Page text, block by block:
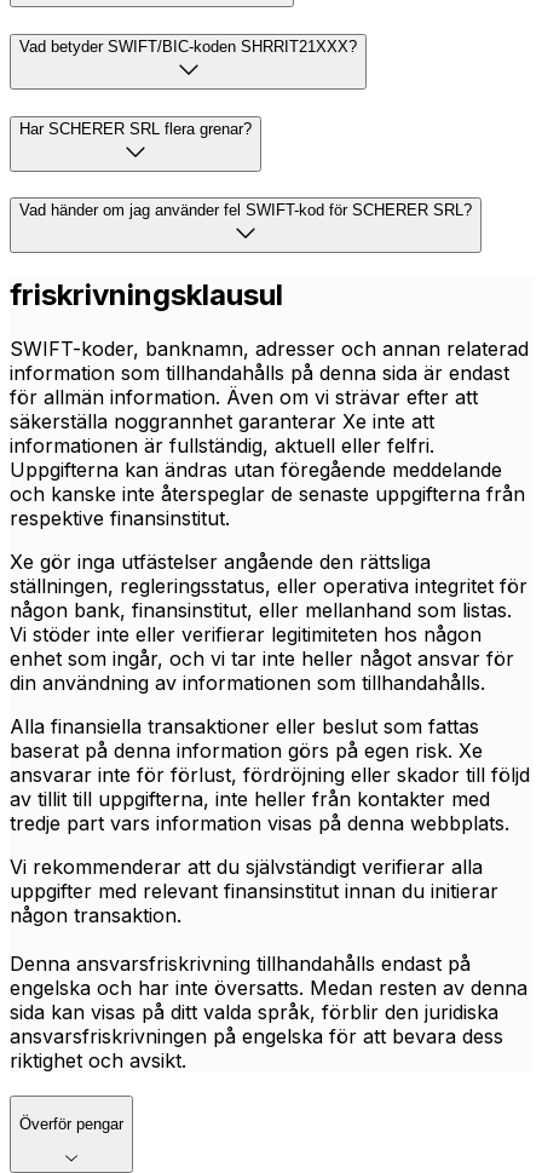
Vad betyder SWIFT/BIC-koden SHRRIT21XXX?
Har SCHERER SRL flera grenar?
Vad händer om jag använder fel SWIFT-kod för SCHERER SRL?
friskrivningsklausul
SWIFT-koder, banknamn, adresser och annan relaterad
information som tillhandahålls på denna sida är endast
för allmän information. Även om vi strävar efter att
säkerställa noggrannhet garanterar Xe inte att
informationen är fullständig, aktuell eller felfri.
Uppgifterna kan ändras utan föregående meddelande
och kanske inte återspeglar de senaste uppgifterna från
respektive finansinstitut.
Xe gör inga utfästelser angående den rättsliga
ställningen, regleringsstatus, eller operativa integritet för
någon bank, finansinstitut, eller mellanhand som listas.
Vi stöder inte eller verifierar legitimiteten hos någon
enhet som ingår, och vi tar inte heller något ansvar för
din användning av informationen som tillhandahålls.
Alla finansiella transaktioner eller beslut som fattas
baserat på denna information görs på egen risk. Xe
ansvarar inte för förlust, fördröjning eller skador till följd
av tillit till uppgifterna, inte heller från kontakter med
tredje part vars information visas på denna webbplats.
Vi rekommenderar att du självständigt verifierar alla
uppgifter med relevant finansinstitut innan du initierar
någon transaktion.
Denna ansvarsfriskrivning tillhandahålls endast på
engelska och har inte översatts. Medan resten av denna
sida kan visas på ditt valda språk, förblir den juridiska
ansvarsfriskrivningen på engelska för att bevara dess
riktighet och avsikt.
Överför pengar